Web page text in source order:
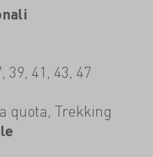
39, 41, 43, 47
quota, Trekking